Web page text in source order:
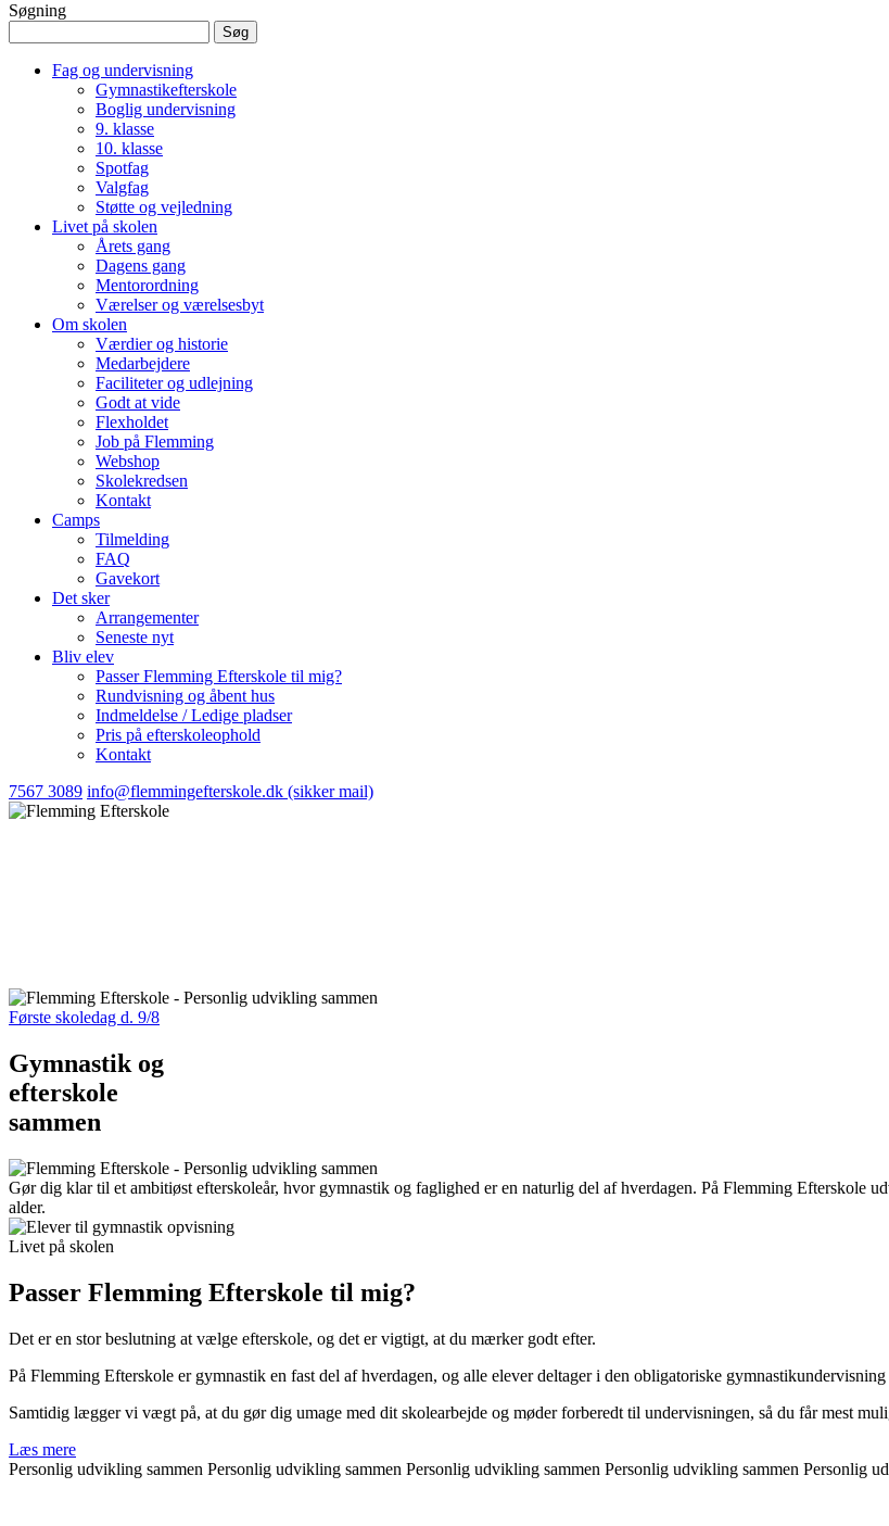
Søgning
efter:
Fag og undervisning
Gymnastikefterskole
Boglig undervisning
9. klasse
10. klasse
Spotfag
Valgfag
Støtte og vejledning
Livet på skolen
Årets gang
Dagens gang
Mentorordning
Værelser og værelsesbyt
Om skolen
Værdier og historie
Medarbejdere
Faciliteter og udlejning
Godt at vide
Flexholdet
Job på Flemming
Webshop
Skolekredsen
Kontakt
Camps
Tilmelding
FAQ
Gavekort
Det sker
Arrangementer
Seneste nyt
Bliv elev
Passer Flemming Efterskole til mig?
Rundvisning og åbent hus
Indmeldelse / Ledige pladser
Pris på efterskoleophold
Kontakt
7567 3089 info@flemmingefterskole.dk (sikker mail)
Første skoledag d. 9/8
Gymnastik og
efterskole
sammen
Gør dig klar til et ambitiøst efterskoleår, hvor gymnastik og faglighed er en naturlig del af hverdagen. På Flemming Efterskole
alder.
Livet på skolen
Passer Flemming Efterskole til mig?
Det er en stor beslutning at vælge efterskole, og det er vigtigt, at du mærker godt efter.
På Flemming Efterskole er gymnastik en fast del af hverdagen, og alle elever deltager i den obligatoriske
Samtidig lægger vi vægt på, at du gør dig umage med dit skolearbejde og møder forberedt til undervisningen, så du får mest
Læs mere
Personlig udvikling sammen Personlig udvikling sammen Personlig udvikling sammen Personlig udvikling sammen Personlig